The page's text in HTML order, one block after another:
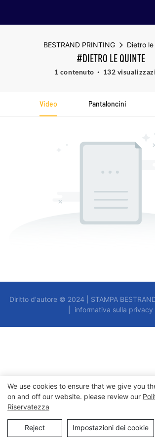
BESTRAND PRINTING Dietro
#DIETRO LE QUINTE
1 contenuto 132
Video Pantaloncini
Diritto d'autore © 2024 | STAMPA
informativa sulla privacy
We use cookies to ensure that we give you
on and off our website. please review our
Riservatezza
Reject Impostazioni dei cookie